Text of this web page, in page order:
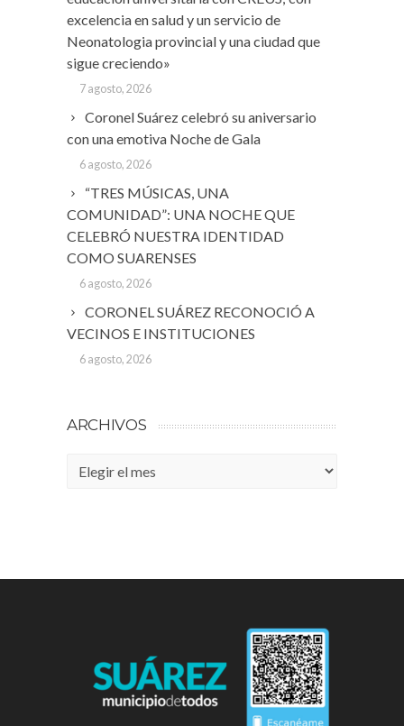
excelencia en salud y un servicio de
Neonatologia provincial y una ciudad que
sigue creciendo»
7 agosto, 2026
Coronel Suárez celebró su aniversario
con una emotiva Noche de Gala
6 agosto, 2026
“TRES MÚSICAS, UNA
COMUNIDAD”: UNA NOCHE QUE
CELEBRÓ NUESTRA IDENTIDAD
COMO SUARENSES
6 agosto, 2026
CORONEL SUÁREZ RECONOCIÓ A
VECINOS E INSTITUCIONES
6 agosto, 2026
ARCHIVOS
Archivos